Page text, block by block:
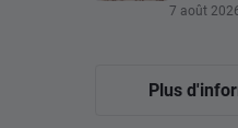
7 août
Plus